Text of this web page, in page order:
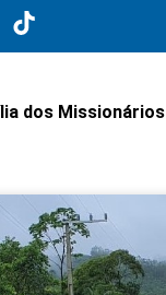
dos Missionários